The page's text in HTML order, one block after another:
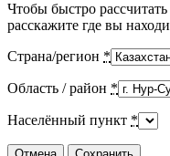
Чтобы быстро
расскажите где вы
Страна/регион *
Область / район *
Населённый пункт *